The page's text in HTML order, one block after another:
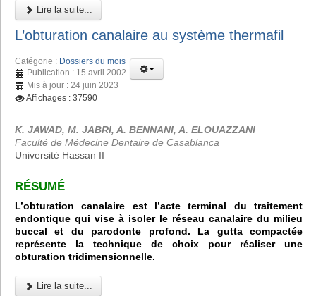
Lire la suite...
L’obturation canalaire au système thermafil
Catégorie : Dossiers du mois
Publication : 15 avril 2002
Mis à jour : 24 juin 2023
Affichages : 37590
K. JAWAD, M. JABRI, A. BENNANI, A. ELOUAZZANI
Faculté de Médecine Dentaire de Casablanca
Université Hassan II
RÉSUMÉ
L’obturation canalaire est l’acte terminal du traitement
endontique qui vise à isoler le réseau canalaire du milieu
buccal et du parodonte profond. La gutta compactée
représente la technique de choix pour réaliser une
obturation tridimensionnelle.
Lire la suite...